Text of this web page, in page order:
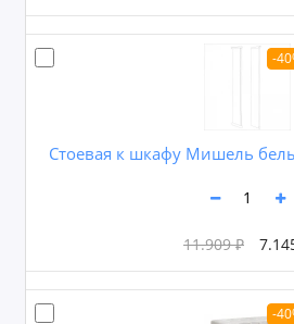
-
Cтоевая к шкафу Мишель
11.909 ₽
-